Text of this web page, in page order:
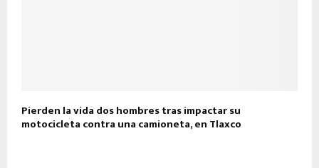
Pierden la vida dos hombres tras impactar su
motocicleta contra una camioneta, en Tlaxco